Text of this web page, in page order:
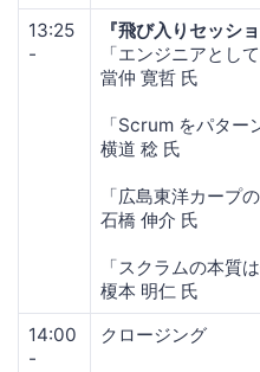
13:25
-
『飛び入りセッショ
「エンジニアとし
當仲 寛哲 氏
「Scrum をパター
横道 稔 氏
「広島東洋カープ
石橋 伸介 氏
「スクラムの本質は
榎本 明仁 氏
14:00
-
クロージング